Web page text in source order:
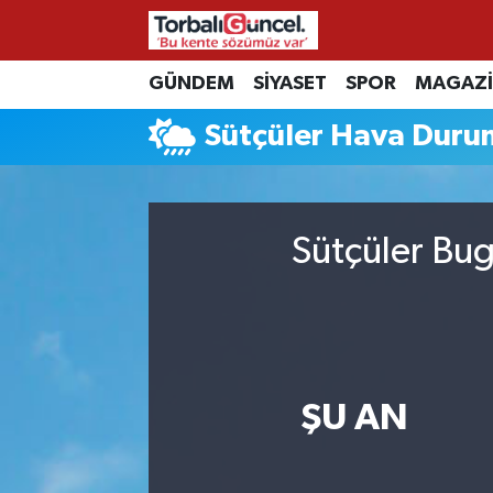
GÜNDEM SİYASET SPOR
Sütçüler Hava
Sütçüler
ŞU AN
İzmir Nöbetçi Eczaneler
İzmir Hava Durumu
İzmir Trafik Yoğunluk Haritası